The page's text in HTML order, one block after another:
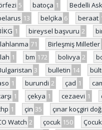
5 batoça 1 Bedelli
13 belçika 6 beraat
1 bireysel başvuru 2
71 Birleşmiş Milletler
1 bm 172 bolivya 2
3 bulletin 14
1 burundi 2 çad 1
1 çekya 1 cezaevi 1
1 çin 35 çınar koçgiri
Watch 2 çocuk 150